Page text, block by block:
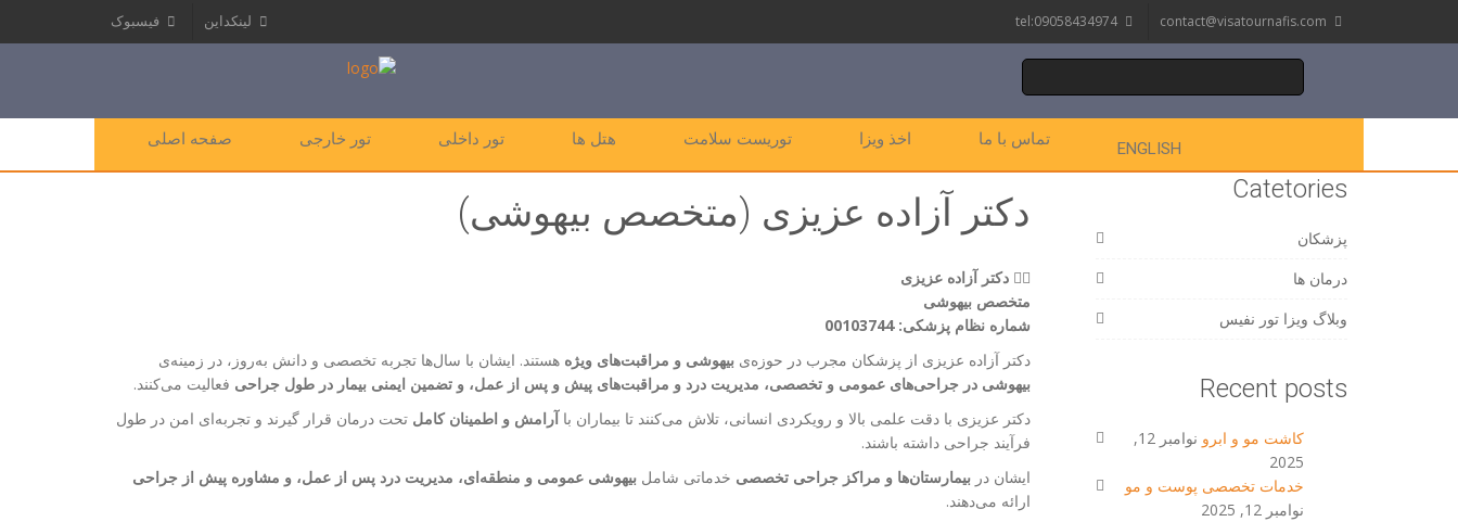
فیسبوک لینکداین tel:09058434974 contact@visatournafis.com
صفحه اصلی تور خارجی تور داخلی هتل ها توریست سلامت اخذ ویزا تماس با ما ENGLISH
دکتر آزاده عزیزی (متخصص بیهوشی)
👩‍⚕️دکتر آزاده عزیزی
متخصص بیهوشی
شماره نظام پزشکی: 00103744
دکتر آزاده عزیزی از پزشکان مجرب در حوزه‌یبیهوشی و مراقبت‌های ویژه هستند. ایشان با سال‌ها تجربه تخصصی و دانش به‌روز، در زمینه‌ی
بیهوشی در جراحی‌های عمومی و تخصصی، مدیریت درد و مراقبت‌های پیش و پس از عمل، و تضمین ایمنی بیمار در طول جراحی فعالیت می‌کنند.
دکتر عزیزی با دقت علمی بالا و رویکردی انسانی، تلاش می‌کنند تا بیماران باآرامش و اطمینان کامل تحت درمان قرار گیرند و تجربه‌ای امن در طول
فرآیند جراحی داشته باشند.
ایشان دربیمارستان‌ها و مراکز جراحی تخصصی خدماتی شاملبیهوشی عمومی و منطقه‌ای، مدیریت درد پس از عمل، و مشاوره پیش از جراحی
ارائه می‌دهند.
Catetories
پزشکان
درمان ها
وبلاگ ویزا تور نفیس
Recent posts
کاشت مو و ابرو
نوامبر 12,
2025
خدمات تخصصی پوست و مو
نوامبر 12, 2025